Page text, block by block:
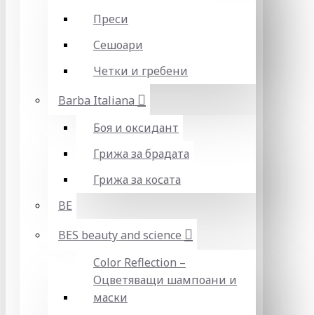
Преси
Сешоари
Четки и гребени
Barba Italiana
Боя и оксидант
Грижа за брадата
Грижа за косата
BE
BES beauty and science
Color Reflection –
Оцветяващи шампоани и
маски